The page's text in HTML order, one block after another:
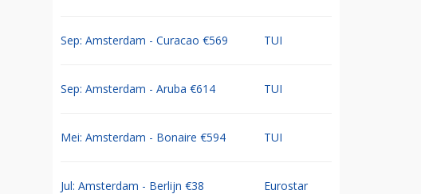
Sep: Amsterdam - Curacao €569 TUI
Sep: Amsterdam - Aruba €614 TUI
Mei: Amsterdam - Bonaire €594 TUI
Jul: Amsterdam - Berlijn €38 Eurostar